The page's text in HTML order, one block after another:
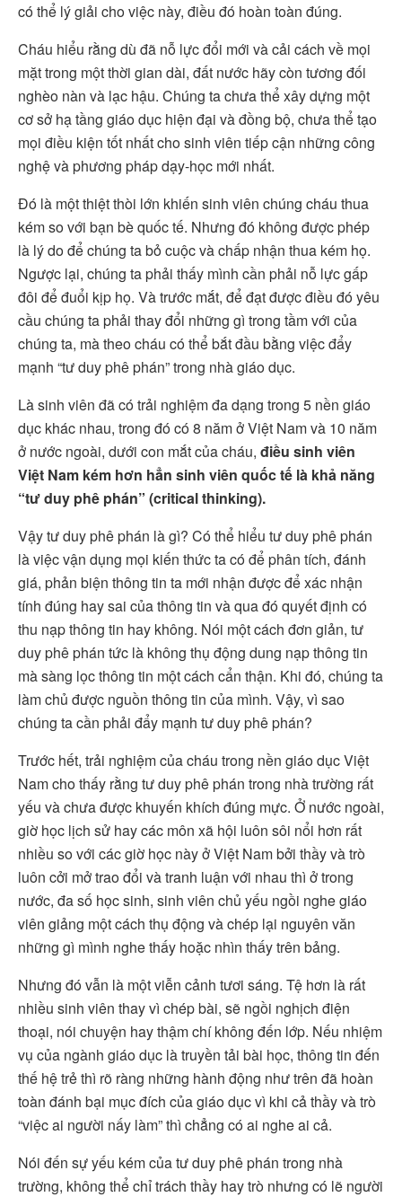
có thể lý giải cho việc này, điều đó hoàn toàn đúng.
Cháu hiểu rằng dù đã nỗ lực đổi mới và cải cách về mọi
mặt trong một thời gian dài, đất nước hãy còn tương đối
nghèo nàn và lạc hậu. Chúng ta chưa thể xây dựng một
cơ sở hạ tầng giáo dục hiện đại và đồng bộ, chưa thể tạo
mọi điều kiện tốt nhất cho sinh viên tiếp cận những công
nghệ và phương pháp dạy-học mới nhất.
Đó là một thiệt thòi lớn khiến sinh viên chúng cháu thua
kém so với bạn bè quốc tế. Nhưng đó không được phép
là lý do để chúng ta bỏ cuộc và chấp nhận thua kém họ.
Ngược lại, chúng ta phải thấy mình cần phải nỗ lực gấp
đôi để đuổi kịp họ. Và trước mắt, để đạt được điều đó yêu
cầu chúng ta phải thay đổi những gì trong tầm với của
chúng ta, mà theo cháu có thể bắt đầu bằng việc đẩy
mạnh “tư duy phê phán” trong nhà giáo dục.
Là sinh viên đã có trải nghiệm đa dạng trong 5 nền giáo
dục khác nhau, trong đó có 8 năm ở Việt Nam và 10 năm
ở nước ngoài, dưới con mắt của cháu, điều sinh viên
Việt Nam kém hơn hẳn sinh viên quốc tế là khả năng
“tư duy phê phán” (critical thinking).
Vậy tư duy phê phán là gì? Có thể hiểu tư duy phê phán
là việc vận dụng mọi kiến thức ta có để phân tích, đánh
giá, phản biện thông tin ta mới nhận được để xác nhận
tính đúng hay sai của thông tin và qua đó quyết định có
thu nạp thông tin hay không. Nói một cách đơn giản, tư
duy phê phán tức là không thụ động dung nạp thông tin
mà sàng lọc thông tin một cách cẩn thận. Khi đó, chúng ta
làm chủ được nguồn thông tin của mình. Vậy, vì sao
chúng ta cần phải đẩy mạnh tư duy phê phán?
Trước hết, trải nghiệm của cháu trong nền giáo dục Việt
Nam cho thấy rằng tư duy phê phán trong nhà trường rất
yếu và chưa được khuyến khích đúng mực. Ở nước ngoài,
giờ học lịch sử hay các môn xã hội luôn sôi nổi hơn rất
nhiều so với các giờ học này ở Việt Nam bởi thầy và trò
luôn cởi mở trao đổi và tranh luận với nhau thì ở trong
nước, đa số học sinh, sinh viên chủ yếu ngồi nghe giáo
viên giảng một cách thụ động và chép lại nguyên văn
những gì mình nghe thấy hoặc nhìn thấy trên bảng.
Nhưng đó vẫn là một viễn cảnh tươi sáng. Tệ hơn là rất
nhiều sinh viên thay vì chép bài, sẽ ngồi nghịch điện
thoại, nói chuyện hay thậm chí không đến lớp. Nếu nhiệm
vụ của ngành giáo dục là truyền tải bài học, thông tin đến
thế hệ trẻ thì rõ ràng những hành động như trên đã hoàn
toàn đánh bại mục đích của giáo dục vì khi cả thầy và trò
“việc ai người nấy làm” thì chẳng có ai nghe ai cả.
Nói đến sự yếu kém của tư duy phê phán trong nhà
trường, không thể chỉ trách thầy hay trò nhưng có lẽ người